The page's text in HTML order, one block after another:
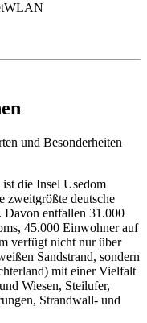
WLAN
und Besonderheiten
die Insel Usedom
zweitgrößte deutsche
Davon entfallen 31.000
45.000 Einwohner auf
verfügt nicht nur über
Sandstrand, sondern
mit einer Vielfalt
Wiesen, Steilufer,
Strandwall- und